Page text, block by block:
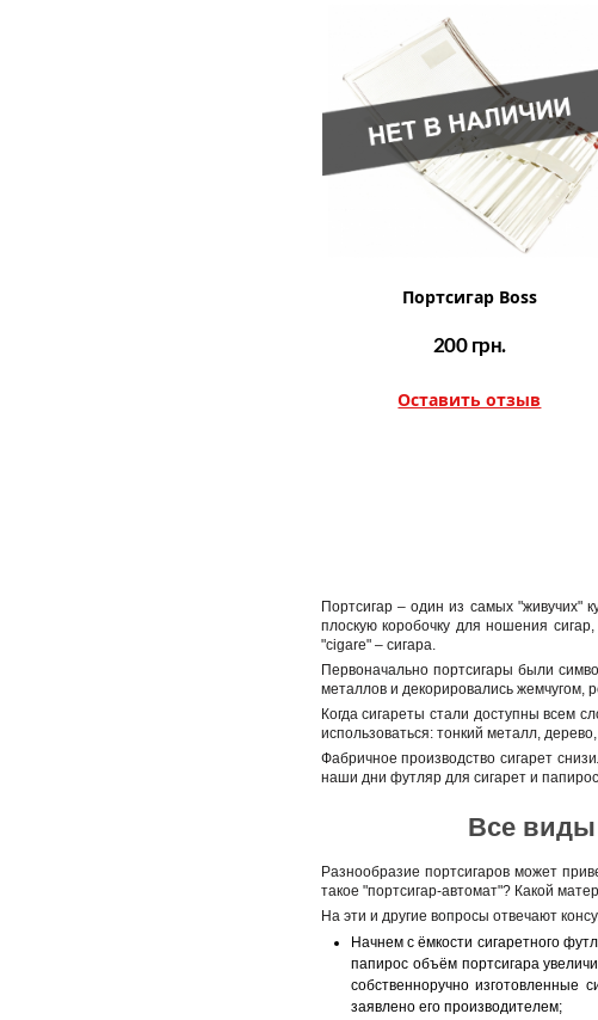
Портсигар Boss
200 грн.
Оставить отзыв
Портсигар – один из самых "живучих"
плоскую коробочку для ношения
"cigare" – сигара.
Первоначально портсигары были
металлов и декорировались жемчугом,
Когда сигареты стали доступны всем
использоваться: тонкий металл,
Фабричное производство сигарет
наши дни футляр для сигарет и
Все виды
Разнообразие портсигаров может
такое "портсигар-автомат"? Какой
На эти и другие вопросы отвечают
Начнем с ёмкости сигаретного
папирос объём портсигара
собственноручно
заявлено его производителем;